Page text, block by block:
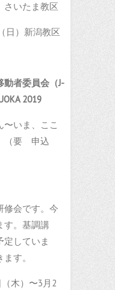
さいたま教区
日）新潟教区
動者委員会（J-
2019
〜いま、ここ
（要 申込
修会です。今
す。基調講
定していま
す。
木）〜3月2